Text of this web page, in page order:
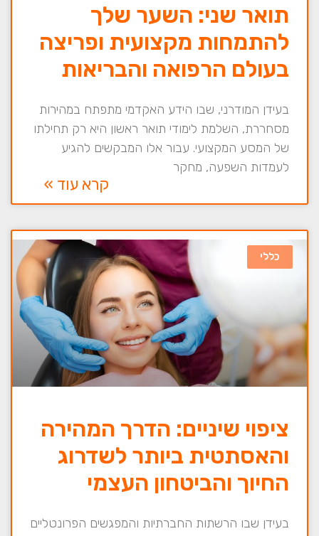
תואר שני: השער שלך
להתמחות מקצועית ופריצה
בעולם הרפואה והבריאות
בעידן המודרני, שבו הידע האקדמי מתפתח במהירות
מסחררת, השלמת לימודי תואר ראשון היא רק תחילתו
של המסע המקצועי. עבור אלו המבקשים להגיע
לעמדות השפעה, מחקר
קרא עוד »
כללי
ציפוי שיניים: הדרך המהירה
והאסתטית ביותר לשדרוג
החיוך והביטחון העצמי
בעידן שבו הרשתות החברתיות והמפגשים הפרונטליים